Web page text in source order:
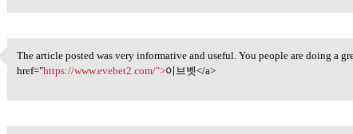
The article posted was very
The article posted was very informative and useful. You people are doing a
href="https://www.evebet2.com/">이브벳</a>